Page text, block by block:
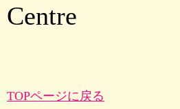
Centre
TOPページに戻る